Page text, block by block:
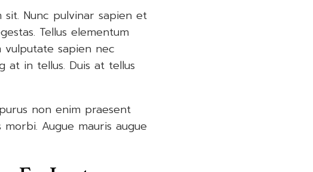
Nunc pulvinar sapien et
Tellus elementum
sapien nec
at in tellus. Duis at tellus
non enim praesent
Augue mauris augue